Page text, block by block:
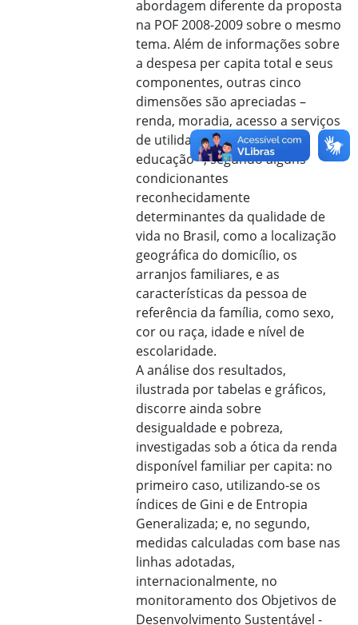
abordagem diferente da proposta
na POF 2008-2009 sobre o mesmo
tema. Além de informações sobre
a despesa per capita total e seus
componentes, outras cinco
dimensões são apreciadas –
renda, moradia, acesso a serviços
de utilidade pública, saúde e
educação –, segundo alguns
condicionantes
reconhecidamente
determinantes da qualidade de
vida no Brasil, como a localização
geográfica do domicílio, os
arranjos familiares, e as
características da pessoa de
referência da família, como sexo,
cor ou raça, idade e nível de
escolaridade.
A análise dos resultados,
ilustrada por tabelas e gráficos,
discorre ainda sobre
desigualdade e pobreza,
investigadas sob a ótica da renda
disponível familiar per capita: no
primeiro caso, utilizando-se os
índices de Gini e de Entropia
Generalizada; e, no segundo,
medidas calculadas com base nas
linhas adotadas,
internacionalmente, no
monitoramento dos Objetivos de
Desenvolvimento Sustentável -